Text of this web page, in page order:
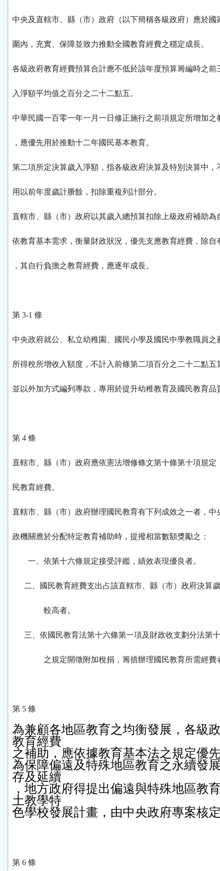
中央及直轄市、縣（市）政府（以下簡稱各級政府）應於國
圍內，充實、保障並致力推動全國教育經費之穩定成長。
各級政府教育經費預算合計應不低於該年度預算籌編時之前
入淨額平均值之百分之二十二點五。
中華民國一百零一年一月一日修正施行之前項規定所增加之
，應優先用於推動十二年國民基本教育。
第二項所定決算歲入淨額，指各級政府決算及特別決算中，
用以前年度歲計賸餘，扣除重複列計部分。
直轄市、縣（市）政府以其歲入總預算扣除上級政府補助為
依教育基本需求，衡量財政狀況，優先支應教育經費，除自
，其自行負擔之教育經費，應逐年成長。
第 3-1 條
中央政府就公、私立幼稚園、國民小學及國民中學教職員之
所得稅所增收入額度，不計入前條第二項百分之二十二點五
並以外加方式編列專款，專用於提升幼稚教育及國民教育品
第 4 條
直轄市、縣（市）政府應依憲法增修條文第十條第十項規定
民教育經費。
直轄市、縣（市）政府辦理國民教育有下列成效之一者，中
政機關應於分配特定教育補助時，提撥相當數額獎勵之：
一、依第十六條規定接受評鑑，績效表現優良者。
二、國民教育經費支出占該直轄市、縣（市）政府決算
較高者。
三、依國民教育法第十六條第一項及財政收支劃分法第
之規定開徵附加稅捐，籌措辦理國民教育所需經費
第 5 條
為兼顧各地區教育之均衡發展，各級
教育經費
之補助，應依據教育基本法之規定優
為保障偏遠及特殊地區教育之永續發
存及延續
，地方政府得提出偏遠與特殊地區教
土教學特
色學校發展計畫，由中央政府專案核
第 6 條